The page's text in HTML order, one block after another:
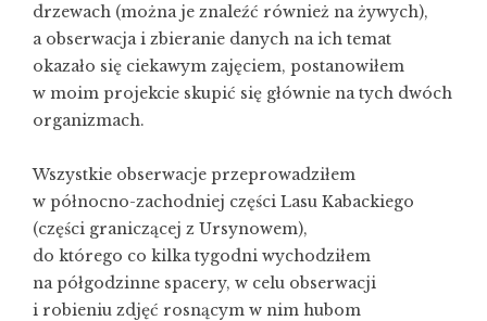
drzewach (można je znaleźć również na żywych),
a obserwacja i zbieranie danych na ich temat
okazało się ciekawym zajęciem, postanowiłem
w moim projekcie skupić się głównie na tych dwóch
organizmach.
Wszystkie obserwacje przeprowadziłem
w północno-zachodniej części Lasu Kabackiego
(części graniczącej z Ursynowem),
do którego co kilka tygodni wychodziłem
na półgodzinne spacery, w celu obserwacji
i robieniu zdjęć rosnącym w nim hubom